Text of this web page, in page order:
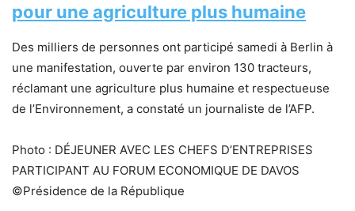
pour une agriculture plus humaine
Des milliers de personnes ont participé samedi à Berlin à
une manifestation, ouverte par environ 130 tracteurs,
réclamant une agriculture plus humaine et respectueuse
de l’Environnement, a constaté un journaliste de l’AFP.
Photo : DÉJEUNER AVEC LES CHEFS D’ENTREPRISES
PARTICIPANT AU FORUM ECONOMIQUE DE DAVOS
©Présidence de la République